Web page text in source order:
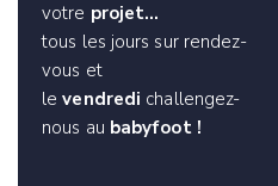
votre projet…
tous les jours sur rendez-
vous et
levendredi challengez-
nous au babyfoot !